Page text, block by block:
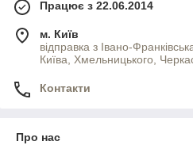
Працює з 22.06.2014
м. Київ
відправка з Івано-
Київа, Хмельницького,
Контакти
Про нас